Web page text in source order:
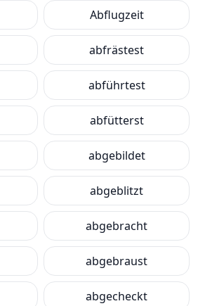
Abflugzeit
abfrästest
abführtest
abfütterst
abgebildet
abgeblitzt
abgebracht
abgebraust
abgecheckt